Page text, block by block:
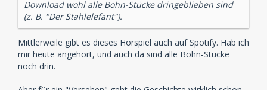
Download wohl alle Bohn-Stücke dringeblieben sind
(z. B. "Der Stahlelefant").
Mittlerweile gibt es dieses Hörspiel auch auf Spotify. Hab ich
mir heute angehört, und auch da sind alle Bohn-Stücke
noch drin.